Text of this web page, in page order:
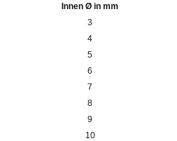
Innen Ø in mm
3
4
5
6
7
8
9
10